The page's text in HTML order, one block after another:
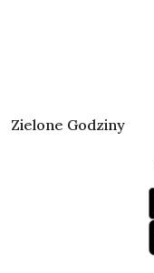
Zielone Godziny